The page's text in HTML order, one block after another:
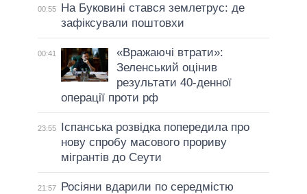
00:55
На Буковині стався землетрус: де
зафіксували поштовхи
00:41
«Вражаючі втрати»:
Зеленський оцінив
результати 40-денної
операції проти рф
23:55
Іспанська розвідка попередила про
нову спробу масового прориву
мігрантів до Сеути
21:57
Росіяни вдарили по середмістю